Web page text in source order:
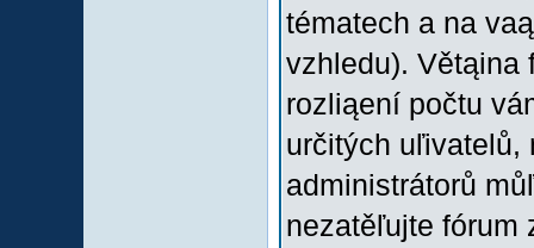
tématech a na
vzhledu). Větąina
rozliąení počtu
určitých uľivatelů,
administrátorů
nezatěľujte fórum